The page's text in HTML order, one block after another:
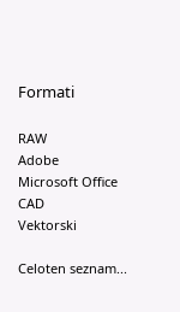
Formati
RAW
Adobe
Microsoft Office
CAD
Vektorski
Celoten seznam...